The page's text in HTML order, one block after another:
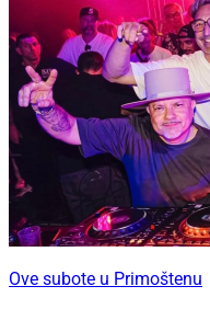
Ove subote u Primoštenu